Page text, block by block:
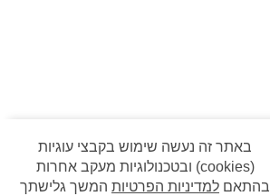
באתר זה נעשה שימוש בקבצי עוגיות
(cookies) ובטכנולוגיות מעקב אחרות
בהתאם למדיניות הפרטיות המשך גלישתך